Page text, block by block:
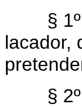
§ 1º
lacador,
§ 2º O